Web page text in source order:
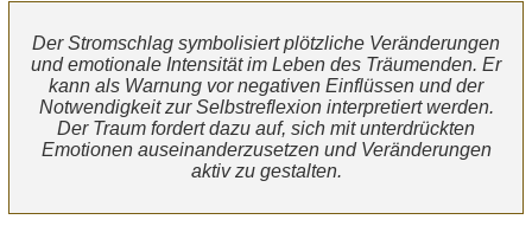
Der Stromschlag symbolisiert plötzliche Veränderungen
und emotionale Intensität im Leben des Träumenden. Er
kann als Warnung vor negativen Einflüssen und der
Notwendigkeit zur Selbstreflexion interpretiert werden.
Der Traum fordert dazu auf, sich mit unterdrückten
Emotionen auseinanderzusetzen und Veränderungen
aktiv zu gestalten.